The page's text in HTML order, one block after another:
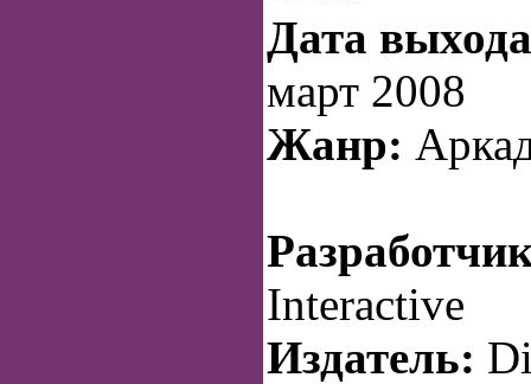
Дата
март 2008
Жанр:
Interactive
Издатель: